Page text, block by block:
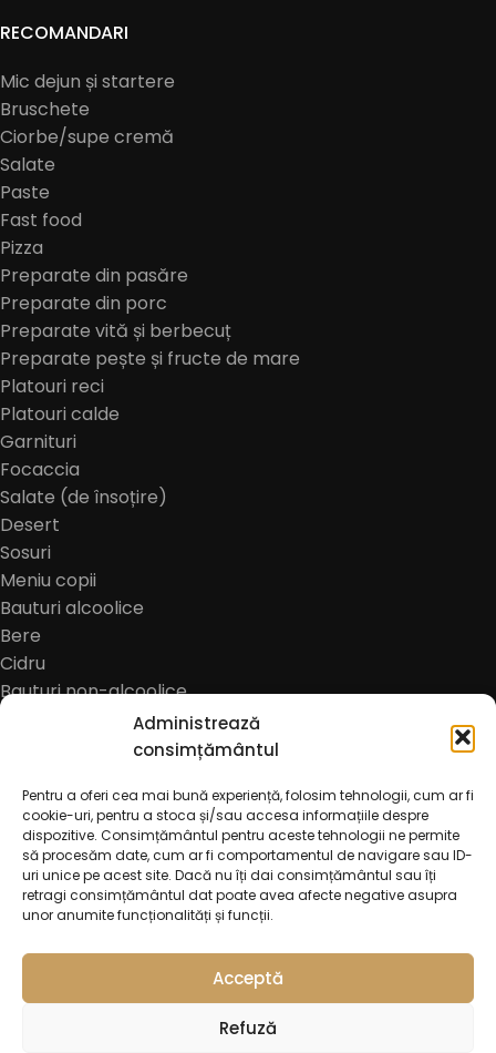
Administrează
consimțământul
Pentru a oferi cea mai bună experiență, folosim tehnologii, cum ar fi
cookie-uri, pentru a stoca și/sau accesa informațiile despre
dispozitive. Consimțământul pentru aceste tehnologii ne permite
să procesăm date, cum ar fi comportamentul de navigare sau ID-
uri unice pe acest site. Dacă nu îți dai consimțământul sau îți
retragi consimțământul dat poate avea afecte negative asupra
unor anumite funcționalități și funcții.
Acceptă
Refuză
RECOMANDARI
Mic dejun și startere
Bruschete
Ciorbe/supe cremă
Salate
Paste
Fast food
Pizza
Preparate din pasăre
Preparate din porc
Preparate vită și berbecuț
Preparate pește și fructe de mare
Platouri reci
Platouri calde
Garnituri
Focaccia
Salate (de însoțire)
Desert
Sosuri
Meniu copii
Bauturi alcoolice
Bere
Cidru
Bauturi non-alcoolice
Trattoria Incanto Pascani